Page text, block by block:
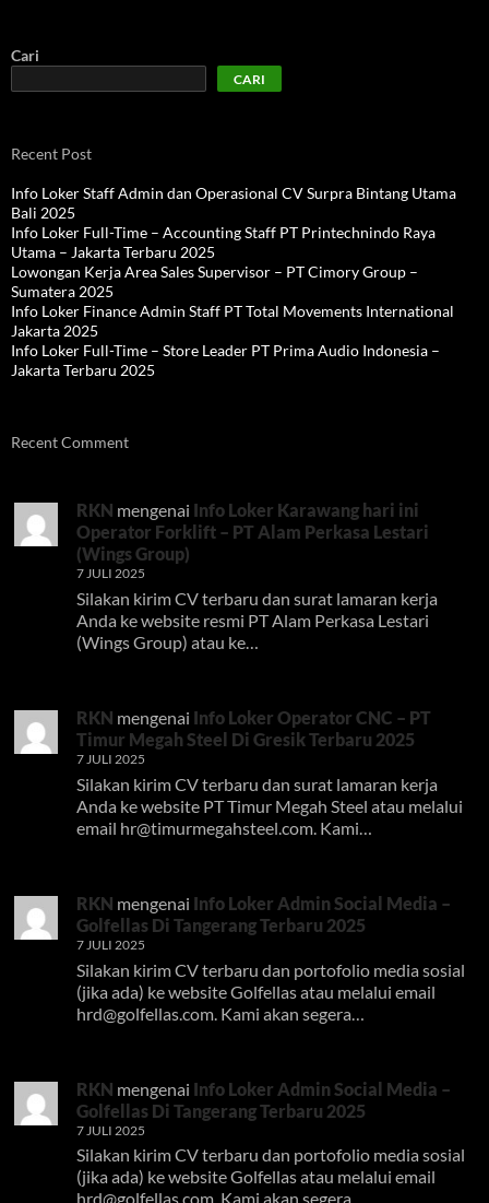
Cari
CARI
Recent Post
Info Loker Staff Admin dan Operasional CV Surpra Bintang Utama
Bali 2025
Info Loker Full-Time – Accounting Staff PT Printechnindo Raya
Utama – Jakarta Terbaru 2025
Lowongan Kerja Area Sales Supervisor – PT Cimory Group –
Sumatera 2025
Info Loker Finance Admin Staff PT Total Movements International
Jakarta 2025
Info Loker Full-Time – Store Leader PT Prima Audio Indonesia –
Jakarta Terbaru 2025
Recent Comment
RKN mengenai Info Loker Karawang hari ini
Operator Forklift – PT Alam Perkasa Lestari
(Wings Group)
7 JULI 2025
Silakan kirim CV terbaru dan surat lamaran kerja
Anda ke website resmi PT Alam Perkasa Lestari
(Wings Group) atau ke…
RKN mengenai Info Loker Operator CNC – PT
Timur Megah Steel Di Gresik Terbaru 2025
7 JULI 2025
Silakan kirim CV terbaru dan surat lamaran kerja
Anda ke website PT Timur Megah Steel atau melalui
email hr@timurmegahsteel.com. Kami…
RKN mengenai Info Loker Admin Social Media –
Golfellas Di Tangerang Terbaru 2025
7 JULI 2025
Silakan kirim CV terbaru dan portofolio media sosial
(jika ada) ke website Golfellas atau melalui email
hrd@golfellas.com . Kami akan segera…
RKN mengenai Info Loker Admin Social Media –
Golfellas Di Tangerang Terbaru 2025
7 JULI 2025
Silakan kirim CV terbaru dan portofolio media sosial
(jika ada) ke website Golfellas atau melalui email
hrd@golfellas.com . Kami akan segera…